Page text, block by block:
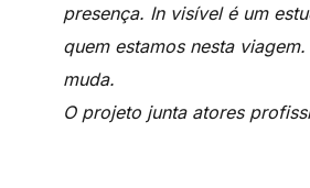
presença. In visível é um
quem estamos nesta
muda.
O projeto junta atores